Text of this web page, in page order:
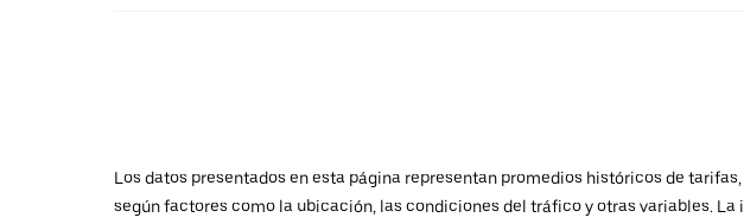
Los datos presentados en esta página representan promedios históricos de
según factores como la ubicación, las condiciones del tráfico y otras variables.